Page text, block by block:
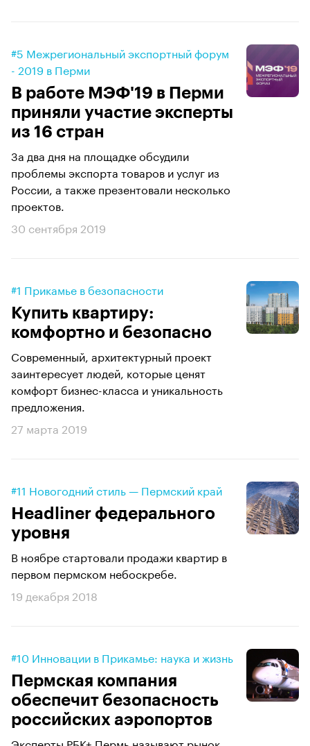
#5 Межрегиональный экспортный форум
- 2019 в Перми
В работе МЭФ'19 в Перми
приняли участие эксперты
из 16 стран
За два дня на площадке обсудили
проблемы экспорта товаров и услуг из
России, а также презентовали несколько
проектов.
30 сентября 2019
#1 Прикамье в безопасности
Купить квартиру:
комфортно и безопасно
Современный, архитектурный проект
заинтересует людей, которые ценят
комфорт бизнес-класса и уникальность
предложения.
27 марта 2019
#11 Новогодний стиль — Пермский край
Headliner федерального
уровня
В ноябре стартовали продажи квартир в
первом пермском небоскребе.
19 декабря 2018
#10 Инновации в Прикамье: наука и жизнь
Пермская компания
обеспечит безопасность
российских аэропортов